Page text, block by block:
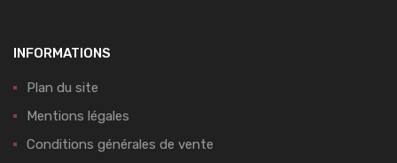
INFORMATIONS
Plan du site
Mentions légales
Conditions générales de vente